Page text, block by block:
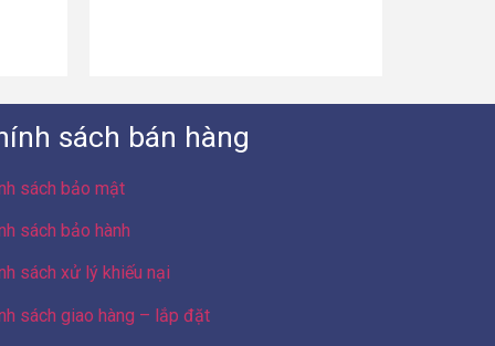
sách bán hàng
sách bảo mật
sách bảo hành
sách xử lý khiếu nại
sách giao hàng – lắp đặt